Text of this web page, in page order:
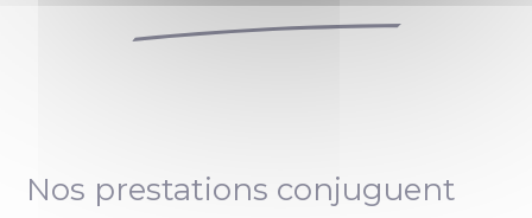
Nos prestations conjuguent